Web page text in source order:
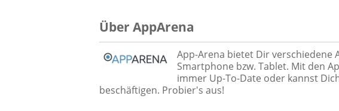
Über AppArena
App-Arena bietet Dir verschiedene
Smartphone bzw. Tablet. Mit den
immer Up-To-Date oder kannst
beschäftigen. Probier's aus!